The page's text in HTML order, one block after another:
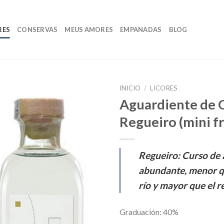
CONSERVAS MEUS AMORES EMPANADAS BLOG
INICIO / LICORES
Aguardiente de
Regueiro (mini
Regueiro: Curso de
abundante, menor
río y mayor que el
Graduación: 40%